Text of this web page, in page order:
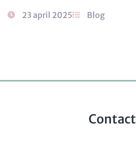
23 april 2025 Blog
Contact